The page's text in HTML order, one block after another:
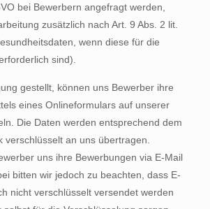
bei Bewerbern angefragt werden,
zusätzlich nach Art. 9 Abs. 2 lit.
wenn diese für die
sind).
gestellt, können uns Bewerber ihre
eines Onlineformulars auf unserer
Die Daten werden entsprechend dem
verschlüsselt an uns übertragen.
uns ihre Bewerbungen via E-Mail
bitten wir jedoch zu beachten, dass E-
nicht verschlüsselt versendet werden